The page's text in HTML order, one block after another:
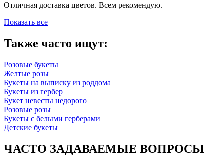
Отличная доставка цветов. Всем рекомендую.
Показать все
Также часто ищут:
Розовые букеты
Желтые розы
Букеты на выписку из роддома
Букеты из гербер
Букет невесты недорого
Розовые розы
Букеты с белыми герберами
Детские букеты
ЧАСТО ЗАДАВАЕМЫЕ ВОПРОСЫ